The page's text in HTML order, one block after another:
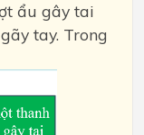
ẩu gây tai
tay. Trong